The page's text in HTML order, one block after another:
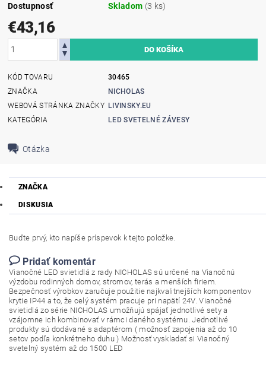
Dostupnosť Skladom (3 ks)
€43,16
KÓD TOVARU
30465
ZNAČKA
NICHOLAS
WEBOVÁ STRÁNKA ZNAČKY LIVINSKY.EU
KATEGÓRIA
LED SVETELNÉ ZÁVESY
Otázka
ZNAČKA
DISKUSIA
Buďte prvý, kto napíše príspevok k tejto položke.
Pridať komentár
Vianočné LED svietidlá z rady NICHOLAS sú určené na Vianočnú
výzdobu rodinných domov, stromov, terás a menších firiem.
Bezpečnosť výrobkov zaručuje použitie najkvalitnejších komponentov
krytie IP44 a to, že celý systém pracuje pri napätí 24V. Vianočné
svietidlá zo série NICHOLAS umožňujú spájať jednotlivé sety a
vzájomne ich kombinovať v rámci daného systému. Jednotlivé
produkty sú dodávané s adaptérom ( možnosť zapojenia až do 10
setov podľa konkrétneho duhu ) Možnosť vyskladať si Vianočný
svetelný systém až do 1500 LED